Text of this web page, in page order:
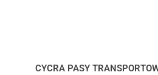
CYCRA PASY